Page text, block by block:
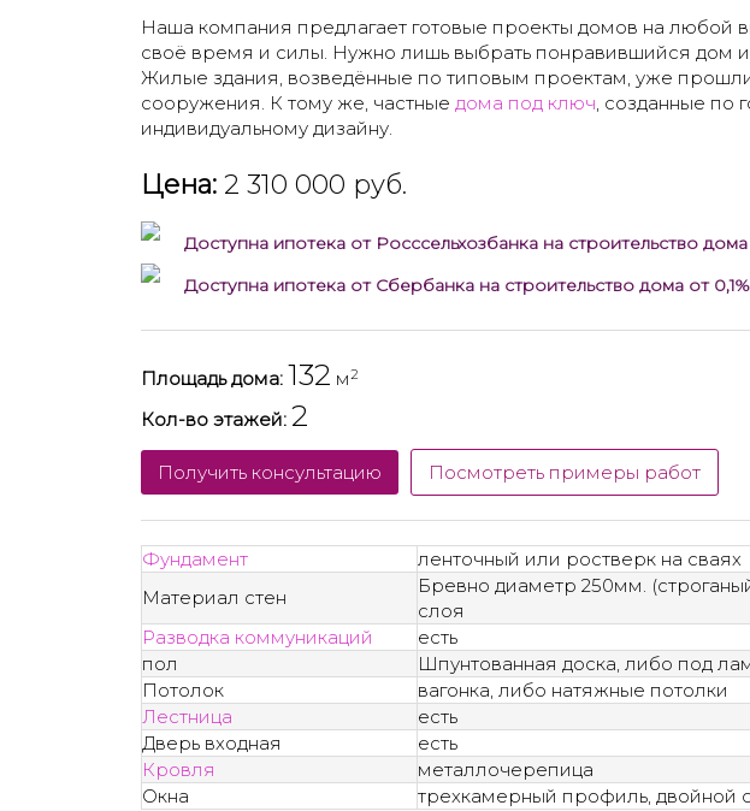
Наша компания предлагает готовые проекты домов на любой
своё время и силы. Нужно лишь выбрать понравившийся дом
Жилые здания, возведённые по типовым проектам, уже
сооружения. К тому же, частные дома под ключ, созданные по
индивидуальному дизайну.
Цена: 2 310 000 руб.
Доступна ипотека от Росссельхозбанка на строительство дома
Доступна ипотека от Сбербанка на строительство дома от 0,1%
Площадь дома: 132 м2
Кол-во этажей: 2
Получить консультацию Посмотреть примеры работ
Фундамент
ленточный или ростверк на сваях
Материал стен
Бревно диаметр 250мм.
слоя
Разводка коммуникаций
есть
пол
Шпунтованная доска, либо под
Потолок
вагонка, либо натяжные потолки
Лестница
есть
Дверь входная
есть
Кровля
металлочерепица
Окна
трехкамерный профиль, двойной